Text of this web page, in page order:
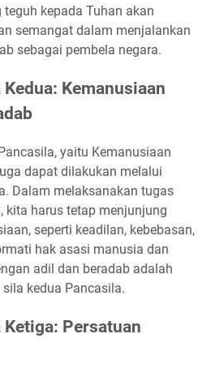
kepada Tuhan akan
semangat dalam menjalankan
sebagai pembela negara.
Kemanusiaan
yaitu Kemanusiaan
dapat dilakukan melalui
Dalam melaksanakan tugas
kita harus tetap menjunjung
seperti keadilan, kebebasan,
hak asasi manusia dan
adil dan beradab adalah
kedua Pancasila.
Persatuan